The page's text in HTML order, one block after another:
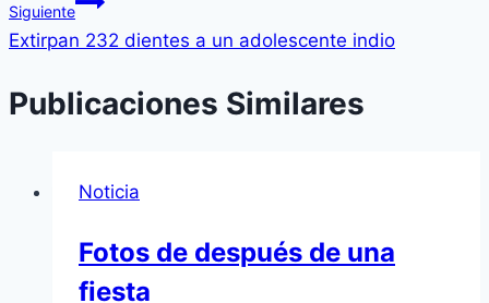
Siguiente
Extirpan 232 dientes a un adolescente indio
Publicaciones Similares
Noticia
Fotos de después de una
fiesta